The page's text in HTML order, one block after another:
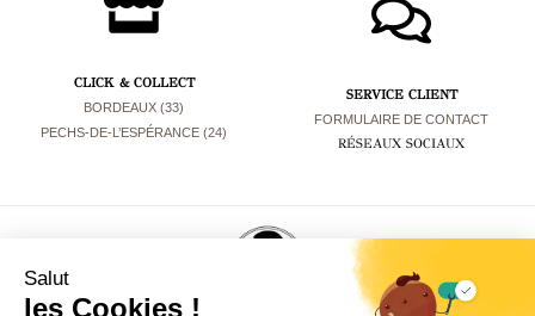
CLICK & COLLECT
BORDEAUX (33)
PECHS-DE-L’ESPÉRANCE (24)
SERVICE CLIENT
FORMULAIRE DE CONTACT
RÉSEAUX SOCIAUX